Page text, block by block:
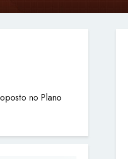
no Plano